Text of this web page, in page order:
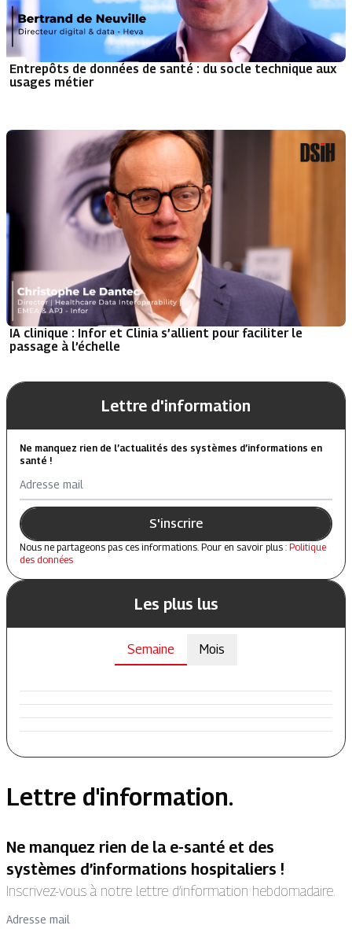
Entrepôts de données de santé : du socle technique aux
usages métier
IA clinique : Infor et Clinia s’allient pour faciliter le
passage à l’échelle
Lettre d'information
Ne manquez rien de l’actualités des systèmes d’informations en
santé !
Adresse mail
S'inscrire
Nous ne partageons pas ces informations. Pour en savoir plus : Politique
des données
Les plus lus
Semaine Mois
Lettre d'information.
Ne manquez rien de la e-santé et des
systèmes d’informations hospitaliers !
Inscrivez-vous à notre lettre d’information hebdomadaire.
Adresse mail